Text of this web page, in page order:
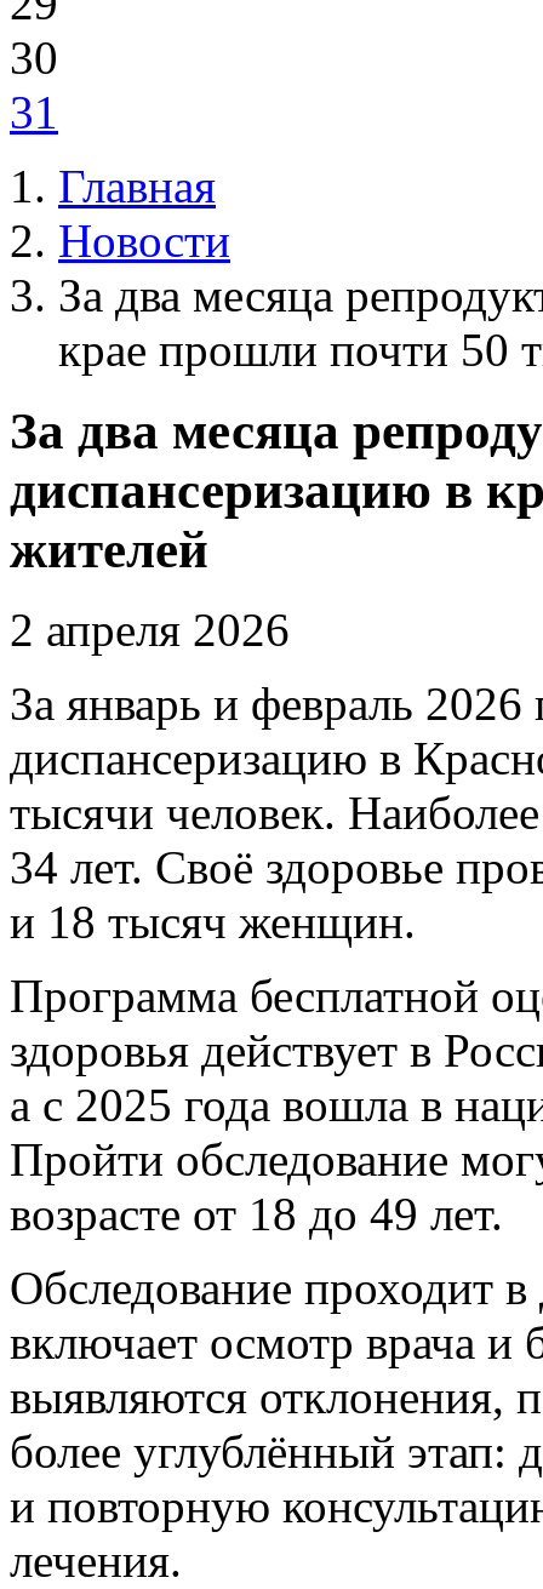
30
31
Главная
Новости
За два месяца
крае прошли почти 50
За два месяца
диспансеризацию в
жителей
2 апреля 2026
За январь и февраль
диспансеризацию в
тысячи человек.
34 лет. Своё здоровье
и 18 тысяч женщин.
Программа бесплатной
здоровья действует в
а с 2025 года вошла в
Пройти обследование
возрасте от 18 до 49 лет.
Обследование проходит
включает осмотр врача и
выявляются отклонения,
более углублённый
и повторную
лечения.